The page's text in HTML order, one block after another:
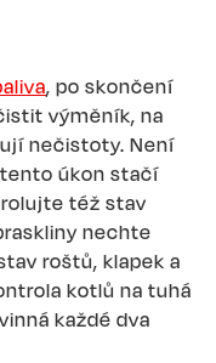
, po skončení
výměník, na
nečistoty. Není
úkon stačí
též stav
nechte
roštů, klapek a
kotlů na tuhá
každé dva